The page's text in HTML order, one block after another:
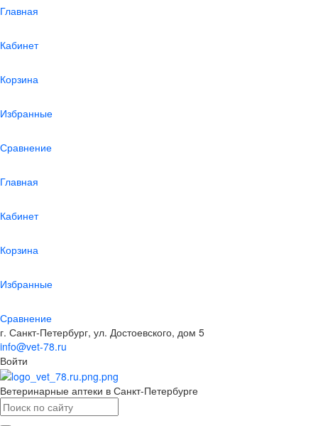
Главная
Кабинет
Корзина
Избранные
Сравнение
Главная
Кабинет
Корзина
Избранные
Сравнение
г. Санкт-Петербург, ул. Достоевского, дом 5
info@vet-78.ru
Войти
Ветеринарные аптеки в Санкт-Петербурге